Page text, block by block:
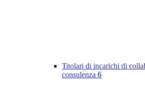
Titolari di incarichi di
consulenza 6